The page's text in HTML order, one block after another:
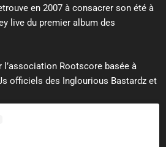
en 2007 à consacrer son été à
live du premier album des
l’association Rootscore basée à
officiels des Inglourious Bastardz et